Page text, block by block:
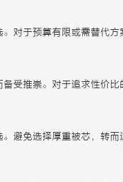
对于预算有限或需替代
受推崇。对于追求性价
避免选择厚重被芯，转